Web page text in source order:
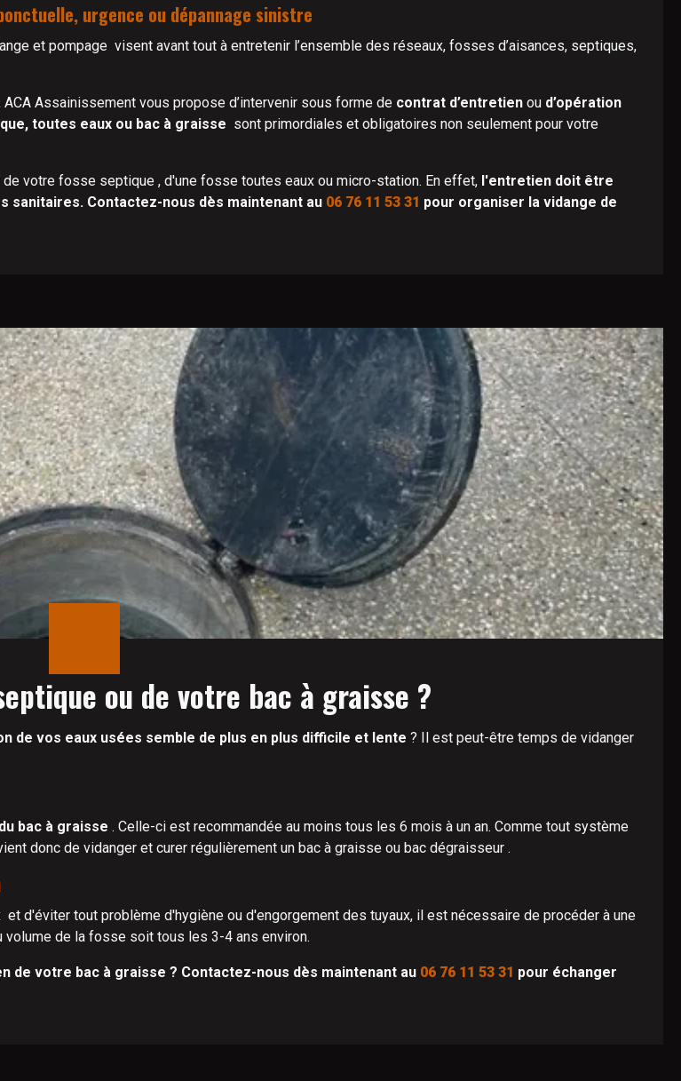
urgence ou dépannage sinistre
et pompage visent avant tout à entretenir l’ensemble des réseaux, fosses d’aisances, septiques,
ACA Assainissement vous propose d’intervenir sous forme de contrat d’entretien ou d’opération
toutes eaux ou bac à graisse sont primordiales et obligatoires non seulement pour votre
votre fosse septique , d'une fosse toutes eaux ou micro-station. En effet, l'entretien doit être
sanitaires. Contactez-nous dès maintenant au 06 76 11 53 31 pour organiser la vidange de
ou de votre bac à graisse ?
de vos eaux usées semble de plus en plus difficile et lente ? Il est peut-être temps de vidanger
bac à graisse . Celle-ci est recommandée au moins tous les 6 mois à un an. Comme tout système
donc de vidanger et curer régulièrement un bac à graisse ou bac dégraisseur .
d'éviter tout problème d'hygiène ou d'engorgement des tuyaux, il est nécessaire de procéder à une
de la fosse soit tous les 3-4 ans environ.
votre bac à graisse ? Contactez-nous dès maintenant au 06 76 11 53 31 pour échanger